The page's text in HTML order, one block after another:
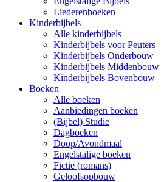
Liederenboeken
Kinderbijbels
Alle kinderbijbels
Kinderbijbels voor Peuters
Kinderbijbels Onderbouw
Kinderbijbels Middenbouw
Kinderbijbels Bovenbouw
Boeken
Alle boeken
Aanbiedingen boeken
(Bijbel) Studie
Dagboeken
Doop/Avondmaal
Engelstalige boeken
Fictie (romans)
Geloofsopbouw